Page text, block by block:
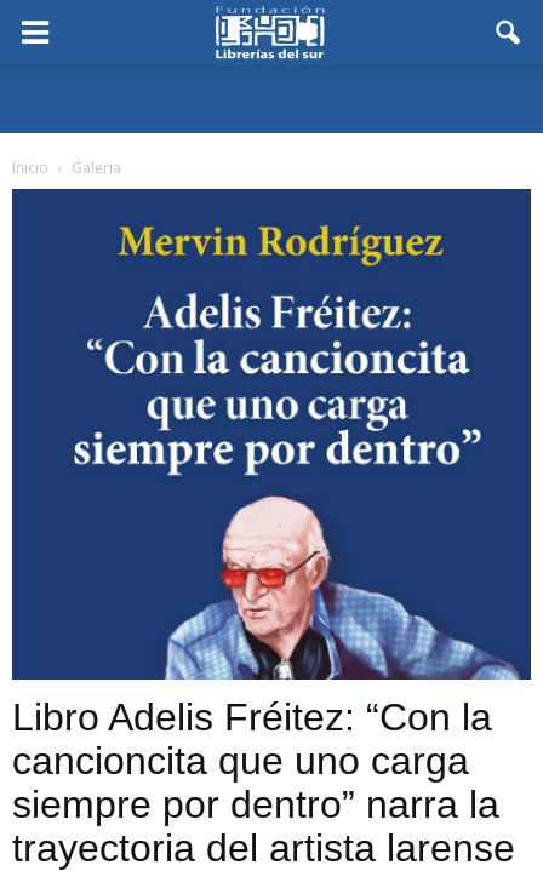
Inicio Galeria
Libro Adelis Fréitez: “Con la
cancioncita que uno carga
siempre por dentro” narra la
trayectoria del artista larense